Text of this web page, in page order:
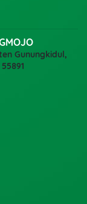
Gunungkidul,